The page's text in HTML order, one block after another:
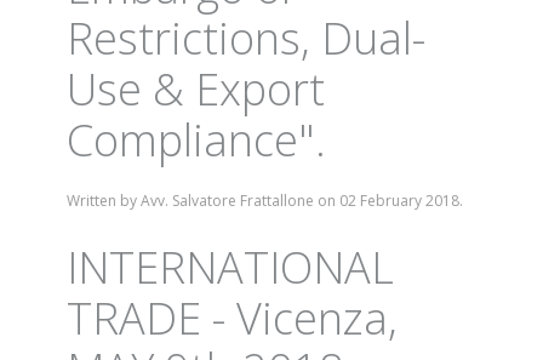
Restrictions, Dual-
Use & Export
Compliance".
Written by Avv. Salvatore Frattallone on 02 February 2018.
INTERNATIONAL
TRADE - Vicenza,